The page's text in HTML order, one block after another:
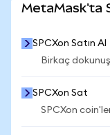
MetaMask'ta
SPCXon Satın Al
Birkaç
SPCXon Sat
SPCXon